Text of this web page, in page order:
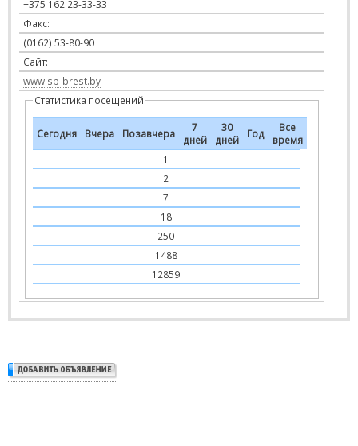
+375 162 23-33-33
Факс:
(0162) 53-80-90
Сайт:
www.sp-brest.by
Статистика посещений
Сегодня Вчера Позавчера
7
дней
30
дней
Год
Все
время
1
2
7
18
250
1488
12859